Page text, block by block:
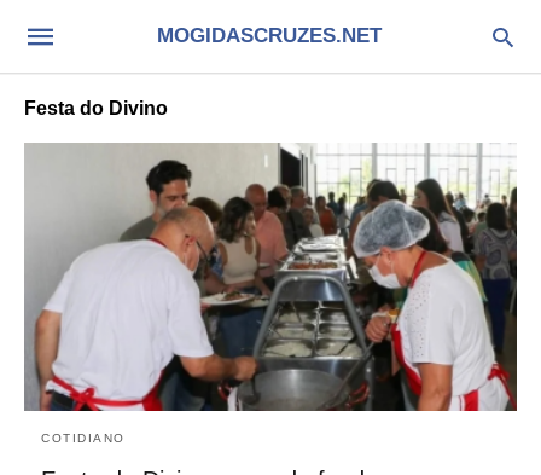
MOGIDASCRUZES.NET
Festa do Divino
COTIDIANO